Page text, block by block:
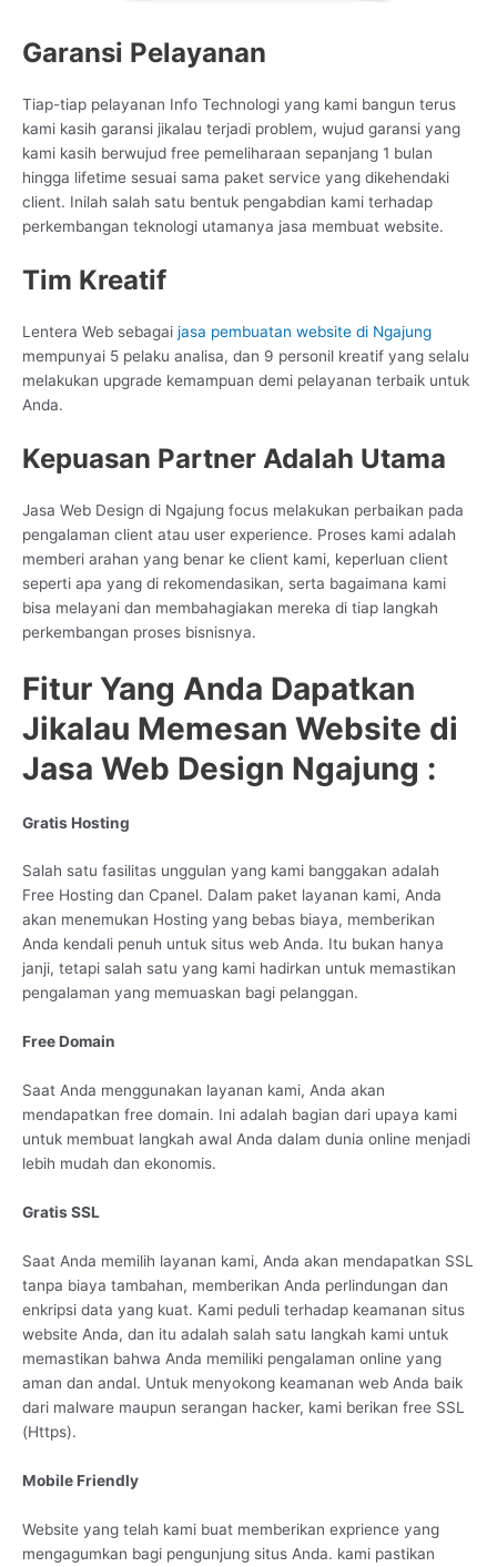
Garansi Pelayanan
Tiap-tiap pelayanan Info Technologi yang kami bangun terus
kami kasih garansi jikalau terjadi problem, wujud garansi yang
kami kasih berwujud free pemeliharaan sepanjang 1 bulan
hingga lifetime sesuai sama paket service yang dikehendaki
client. Inilah salah satu bentuk pengabdian kami terhadap
perkembangan teknologi utamanya jasa membuat website.
Tim Kreatif
Lentera Web sebagai jasa pembuatan website di Ngajung
mempunyai 5 pelaku analisa, dan 9 personil kreatif yang selalu
melakukan upgrade kemampuan demi pelayanan terbaik untuk
Anda.
Kepuasan Partner Adalah Utama
Jasa Web Design di Ngajung focus melakukan perbaikan pada
pengalaman client atau user experience. Proses kami adalah
memberi arahan yang benar ke client kami, keperluan client
seperti apa yang di rekomendasikan, serta bagaimana kami
bisa melayani dan membahagiakan mereka di tiap langkah
perkembangan proses bisnisnya.
Fitur Yang Anda Dapatkan
Jikalau Memesan Website di
Jasa Web Design Ngajung :
Gratis Hosting
Salah satu fasilitas unggulan yang kami banggakan adalah
Free Hosting dan Cpanel. Dalam paket layanan kami, Anda
akan menemukan Hosting yang bebas biaya, memberikan
Anda kendali penuh untuk situs web Anda. Itu bukan hanya
janji, tetapi salah satu yang kami hadirkan untuk memastikan
pengalaman yang memuaskan bagi pelanggan.
Free Domain
Saat Anda menggunakan layanan kami, Anda akan
mendapatkan free domain. Ini adalah bagian dari upaya kami
untuk membuat langkah awal Anda dalam dunia online menjadi
lebih mudah dan ekonomis.
Gratis SSL
Saat Anda memilih layanan kami, Anda akan mendapatkan SSL
tanpa biaya tambahan, memberikan Anda perlindungan dan
enkripsi data yang kuat. Kami peduli terhadap keamanan situs
website Anda, dan itu adalah salah satu langkah kami untuk
memastikan bahwa Anda memiliki pengalaman online yang
aman dan andal. Untuk menyokong keamanan web Anda baik
dari malware maupun serangan hacker, kami berikan free SSL
(Https).
Mobile Friendly
Website yang telah kami buat memberikan exprience yang
mengagumkan bagi pengunjung situs Anda. kami pastikan